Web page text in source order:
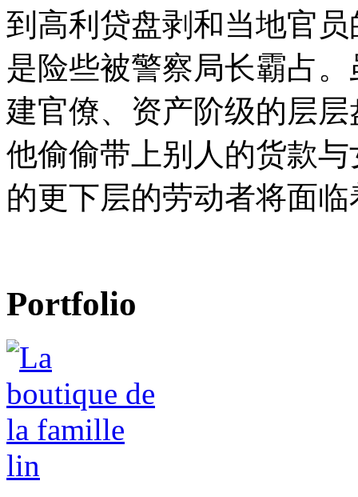
到高利贷盘剥和当地官
是险些被警察局长霸占
建官僚、资产阶级的层
他偷偷带上别人的货款
的更下层的劳动者将面
Portfolio